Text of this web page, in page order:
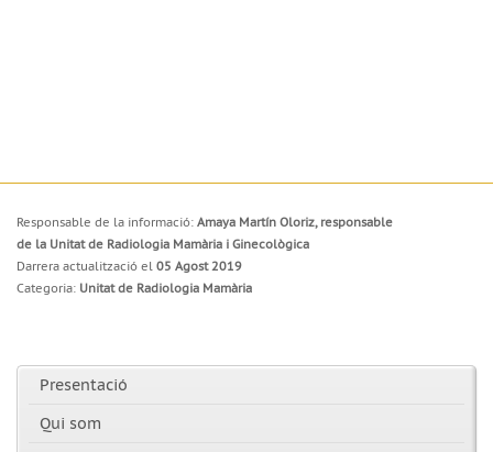
Responsable de la informació: Amaya Martín Oloriz, responsable
de la Unitat de Radiologia Mamària i Ginecològica
Darrera actualització el 05 Agost 2019
Categoria: Unitat de Radiologia Mamària
Presentació
Qui som